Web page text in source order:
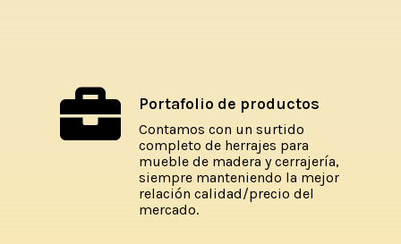
Portafolio de productos
Contamos con un surtido
completo de herrajes para
mueble de madera y cerrajería,
siempre manteniendo la mejor
relación calidad/precio del
mercado.